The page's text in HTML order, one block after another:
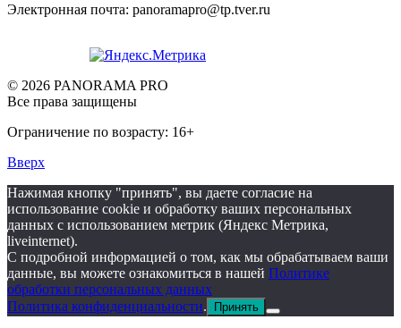
Электронная почта: panoramapro@tp.tver.ru
© 2026 PANORAMA PRO
Все права защищены
Ограничение по возрасту: 16+
Вверх
Нажимая кнопку "принять", вы даете согласие на
использование cookie и обработку ваших персональных
данных с использованием метрик (Яндекс Метрика,
liveinternet).
С подробной информацией о том, как мы обрабатываем ваши
данные, вы можете ознакомиться в нашей Политике
обработки персональных данных
Политика конфиденциальности. Принять